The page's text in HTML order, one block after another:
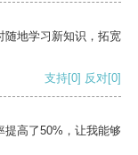
随地学习新知识，拓宽
支持[0] 反对[0]
提高了50%，让我能够